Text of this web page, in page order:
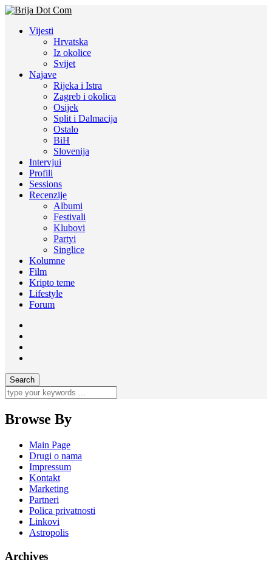
Vijesti
Hrvatska
Iz okolice
Svijet
Najave
Rijeka i Istra
Zagreb i okolica
Osijek
Split i Dalmacija
Ostalo
BiH
Slovenija
Intervjui
Profili
Sessions
Recenzije
Albumi
Festivali
Klubovi
Partyi
Singlice
Kolumne
Film
Kripto teme
Lifestyle
Forum
Browse By
Main Page
Drugi o nama
Impressum
Kontakt
Marketing
Partneri
Polica privatnosti
Linkovi
Astropolis
Archives